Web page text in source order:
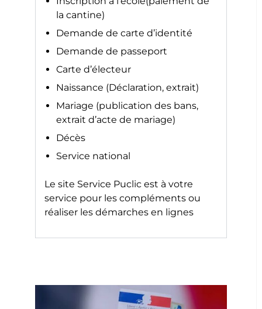
la cantine)
Demande de carte d’identité
Demande de passeport
Carte d’électeur
Naissance (Déclaration, extrait)
Mariage (publication des bans,
extrait d’acte de mariage)
Décès
Service national
Le site Service Puclic est à votre
service pour les compléments ou
réaliser les démarches en lignes